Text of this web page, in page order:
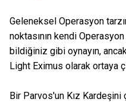
Geleneksel Operasyon
noktasının kendi
bildiğiniz gibi oynayın,
Light Eximus olarak ortaya
Bir Parvos'un Kız Kardeşini